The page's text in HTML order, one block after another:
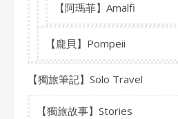
【阿瑪菲】Amalfi
【龐貝】Pompeii
【獨旅筆記】Solo Travel
【獨旅故事】Stories